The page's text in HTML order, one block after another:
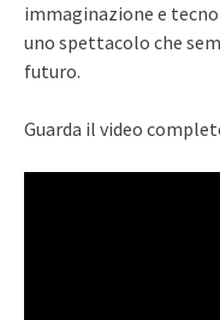
immaginazione e
uno spettacolo che
futuro.
Guarda il video